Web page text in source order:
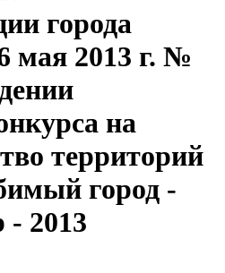
города
мая 2013 г. №
на
территорий
город -
2013